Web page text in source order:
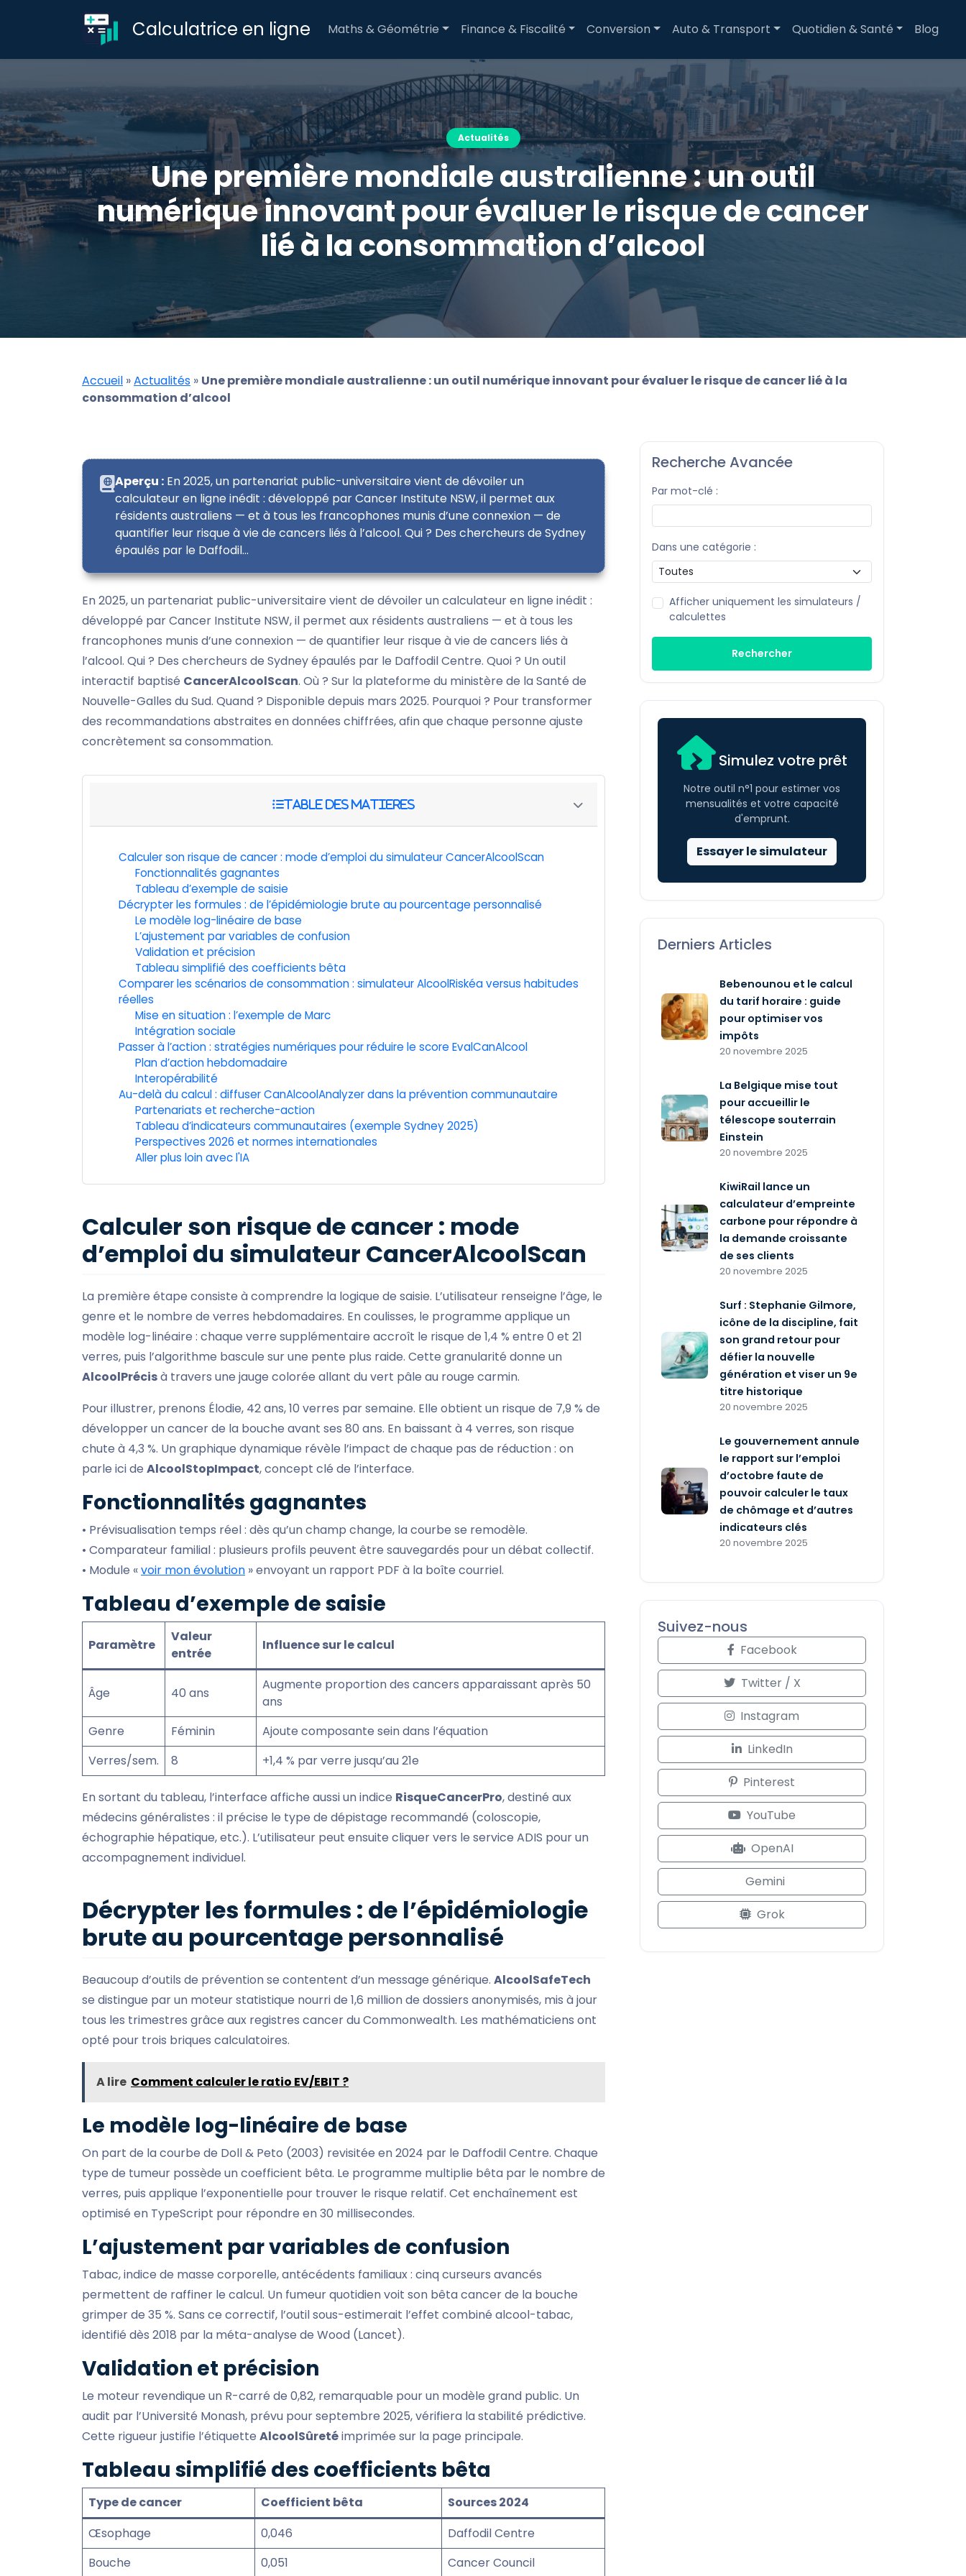
Calculatrice en ligne Maths & Géométrie Finance & Fiscalité Conversion Auto & Transport Quotidien & Santé Blog
Actualités
Une première mondiale australienne : un outil
numérique innovant pour évaluer le risque de cancer
lié à la consommation d’alcool
Accueil »Actualités » Une première mondiale australienne : un outil numérique innovant pour évaluer le risque de cancer lié à la
consommation d’alcool
Aperçu : En 2025, un partenariat public-universitaire vient de dévoiler un
calculateur en ligne inédit : développé par Cancer Institute NSW, il permet aux
résidents australiens — et à tous les francophones munis d’une connexion — de
quantifier leur risque à vie de cancers liés à l’alcool. Qui ? Des chercheurs de Sydney
épaulés par le Daffodil…
En 2025, un partenariat public-universitaire vient de dévoiler un calculateur en ligne inédit :
développé par Cancer Institute NSW, il permet aux résidents australiens — et à tous les
francophones munis d’une connexion — de quantifier leur risque à vie de cancers liés à
l’alcool. Qui ? Des chercheurs de Sydney épaulés par le Daffodil Centre. Quoi ? Un outil
interactif baptisé CancerAlcoolScan. Où ? Sur la plateforme du ministère de la Santé de
Nouvelle-Galles du Sud. Quand ? Disponible depuis mars 2025. Pourquoi ? Pour transformer
des recommandations abstraites en données chiffrées, afin que chaque personne ajuste
concrètement sa consommation.
Calculer son risque de cancer : mode d’emploi du simulateur CancerAlcoolScan
Fonctionnalités gagnantes
Tableau d’exemple de saisie
Décrypter les formules : de l’épidémiologie brute au pourcentage personnalisé
Le modèle log-linéaire de base
L’ajustement par variables de confusion
Validation et précision
Tableau simplifié des coefficients bêta
Comparer les scénarios de consommation : simulateur AlcoolRiskéa versus habitudes
réelles
Mise en situation : l’exemple de Marc
Intégration sociale
Passer à l’action : stratégies numériques pour réduire le score EvalCanAlcool
Plan d’action hebdomadaire
Interopérabilité
Au-delà du calcul : diffuser CanAlcoolAnalyzer dans la prévention communautaire
Partenariats et recherche-action
Tableau d’indicateurs communautaires (exemple Sydney 2025)
Perspectives 2026 et normes internationales
Aller plus loin avec l'IA
Calculer son risque de cancer : mode
d’emploi du simulateur CancerAlcoolScan
La première étape consiste à comprendre la logique de saisie. L’utilisateur renseigne l’âge, le
genre et le nombre de verres hebdomadaires. En coulisses, le programme applique un
modèle log-linéaire : chaque verre supplémentaire accroît le risque de 1,4 % entre 0 et 21
verres, puis l’algorithme bascule sur une pente plus raide. Cette granularité donne un
AlcoolPrécisà travers une jauge colorée allant du vert pâle au rouge carmin.
Pour illustrer, prenons Élodie, 42 ans, 10 verres par semaine. Elle obtient un risque de 7,9 % de
développer un cancer de la bouche avant ses 80 ans. En baissant à 4 verres, son risque
chute à 4,3 %. Un graphique dynamique révèle l’impact de chaque pas de réduction : on
parle ici de AlcoolStopImpact, concept clé de l’interface.
Fonctionnalités gagnantes
• Prévisualisation temps réel : dès qu’un champ change, la courbe se remodèle.
• Comparateur familial : plusieurs profils peuvent être sauvegardés pour un débat collectif.
• Module «voir mon évolution » envoyant un rapport PDF à la boîte courriel.
Tableau d’exemple de saisie
Paramètre
Valeur
entrée
Influence sur le calcul
Âge 40 ans
Augmente proportion des cancers apparaissant après 50
ans
Genre
Féminin
Ajoute composante sein dans l’équation
Verres/sem.
8 +1,4 % par verre jusqu’au 21e
En sortant du tableau, l’interface affiche aussi un indice RisqueCancerPro, destiné aux
médecins généralistes : il précise le type de dépistage recommandé (coloscopie,
échographie hépatique, etc.). L’utilisateur peut ensuite cliquer vers le service ADIS pour un
accompagnement individuel.
Décrypter les formules : de l’épidémiologie
brute au pourcentage personnalisé
Beaucoup d’outils de prévention se contentent d’un message générique. AlcoolSafeTech
se distingue par un moteur statistique nourri de 1,6 million de dossiers anonymisés, mis à jour
tous les trimestres grâce aux registres cancer du Commonwealth. Les mathématiciens ont
opté pour trois briques calculatoires.
A lire Comment calculer le ratio EV/EBIT ?
Le modèle log-linéaire de base
On part de la courbe de Doll & Peto (2003) revisitée en 2024 par le Daffodil Centre. Chaque
type de tumeur possède un coefficient bêta. Le programme multiplie bêta par le nombre de
verres, puis applique l’exponentielle pour trouver le risque relatif. Cet enchaînement est
optimisé en TypeScript pour répondre en 30 millisecondes.
L’ajustement par variables de confusion
Tabac, indice de masse corporelle, antécédents familiaux : cinq curseurs avancés
permettent de raffiner le calcul. Un fumeur quotidien voit son bêta cancer de la bouche
grimper de 35 %. Sans ce correctif, l’outil sous-estimerait l’effet combiné alcool-tabac,
identifié dès 2018 par la méta-analyse de Wood (Lancet).
Validation et précision
Le moteur revendique un R-carré de 0,82, remarquable pour un modèle grand public. Un
audit par l’Université Monash, prévu pour septembre 2025, vérifiera la stabilité prédictive.
Cette rigueur justifie l’étiquette AlcoolSûretéimprimée sur la page principale.
Tableau simplifié des coefficients bêta
Type de cancer Coefficient bêta
Sources 2024
Œsophage
0,046
Daffodil Centre
Bouche
0,051 Cancer Council
Recherche Avancée
Par mot-clé :
Dans une catégorie :
Afficher uniquement les simulateurs /
calculettes
Rechercher
Simulez votre prêt
Notre outil n°1 pour estimer vos
mensualités et votre capacité
d'emprunt.
Essayer le simulateur
Derniers Articles
Bebenounou et le calcul
du tarif horaire : guide
pour optimiser vos
impôts
20 novembre 2025
La Belgique mise tout
pour accueillir le
télescope souterrain
Einstein
20 novembre 2025
KiwiRail lance un
calculateur d’empreinte
carbone pour répondre à
la demande croissante
de ses clients
20 novembre 2025
Surf : Stephanie Gilmore,
icône de la discipline, fait
son grand retour pour
défier la nouvelle
génération et viser un 9e
titre historique
20 novembre 2025
Le gouvernement annule
le rapport sur l’emploi
d’octobre faute de
pouvoir calculer le taux
de chômage et d’autres
indicateurs clés
20 novembre 2025
Suivez-nous
Facebook
Twitter / X
Instagram
LinkedIn
Pinterest
YouTube
OpenAI
Gemini
Grok